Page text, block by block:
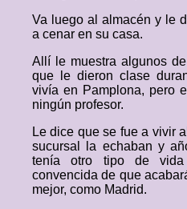
Va luego al almacén y le
a cenar en su casa.
Allí le muestra algunos
que le dieron clase
vivía en Pamplona, pero
ningún profesor.
Le dice que se fue a vivir
sucursal la echaban y
tenía otro tipo de
convencida de que
mejor, como Madrid.